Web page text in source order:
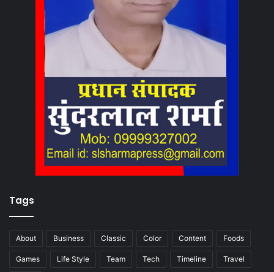
Tags
About Business Classic Color Content Foods
Games Life Style Team Tech Timeline Travel